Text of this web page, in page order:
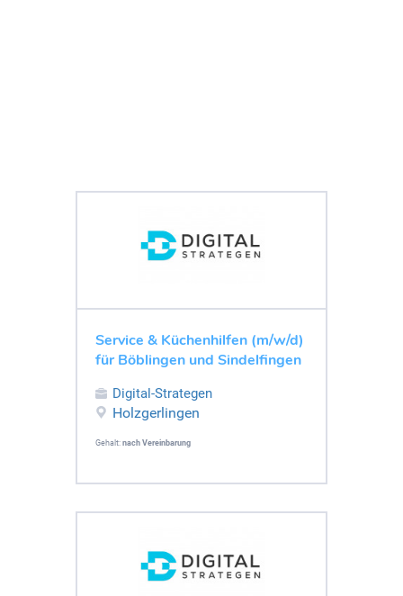
Service & Küchenhilfen (m/w/d)
für Böblingen und Sindelfingen
Digital-Strategen
Holzgerlingen
Gehalt: nach Vereinbarung